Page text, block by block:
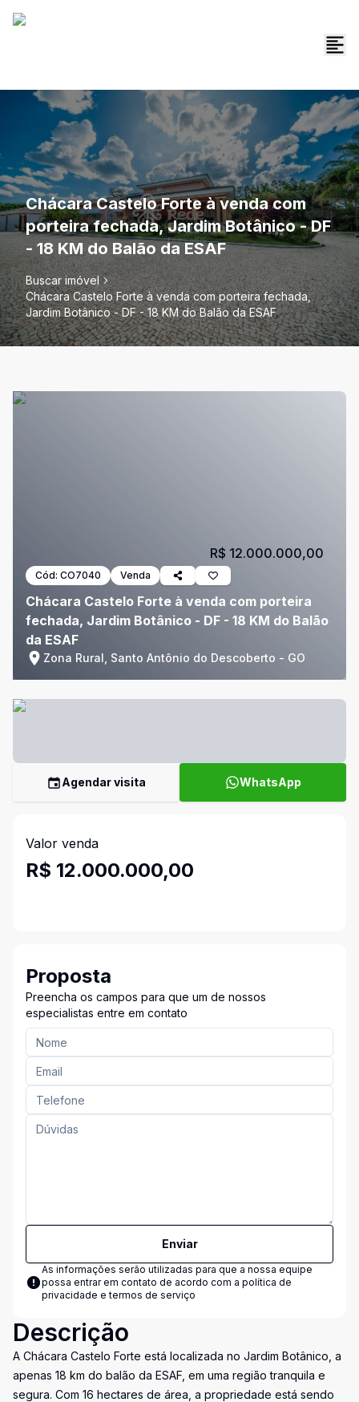
Chácara Castelo Forte à venda com
porteira fechada, Jardim Botânico - DF
- 18 KM do Balão da ESAF
Buscar imóvel
Chácara Castelo Forte à venda com porteira fechada,
Jardim Botânico - DF - 18 KM do Balão da ESAF
Cód: CO7040 Venda
Chácara Castelo Forte à venda com porteira
fechada, Jardim Botânico - DF - 18 KM do Balão
da ESAF
Zona Rural, Santo Antônio do Descoberto - GO
R$ 12.000.000,00
Agendar visita WhatsApp
Valor venda
R$ 12.000.000,00
Proposta
Preencha os campos para que um de nossos
especialistas entre em contato
Enviar
As informações serão utilizadas para que a nossa equipe
possa entrar em contato de acordo com a política de
privacidade e termos de serviço
Descrição
A Chácara Castelo Forte está localizada no Jardim Botânico, a
apenas 18 km do balão da ESAF, em uma região tranquila e
segura. Com 16 hectares de área, a propriedade está sendo